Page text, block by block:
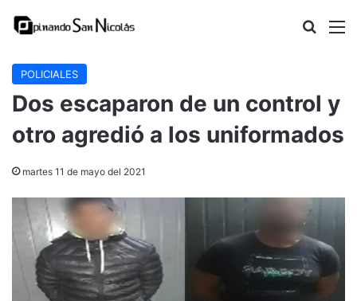
Buscar
POLICIALES
Dos escaparon de un control y
otro agredió a los uniformados
martes 11 de mayo del 2021